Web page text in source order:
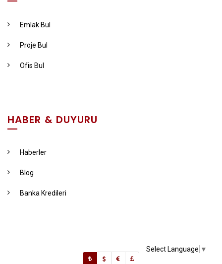
Emlak Bul
Proje Bul
Ofis Bul
HABER & DUYURU
Haberler
Blog
Banka Kredileri
Select Language ▼